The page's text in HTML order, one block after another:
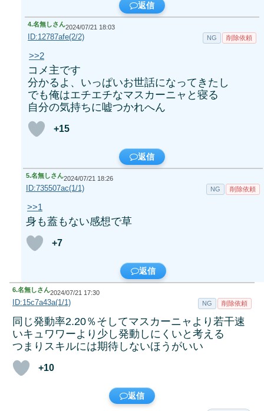
返信
4.名無しさん2024/07/21 18:03
ID:12787afe(2/2) NG 削除依頼
>>2
コメ主です
分かるよ、いっぱいお世話になってきたし
でも俺はエチエチなマスカーニャと寝る
自分の気持ちに嘘つかれへん
+15
返信
5.名無しさん2024/07/21 18:26
ID:735507ac(1/1) NG 削除依頼
>>1
身も蓋もない感想で草
+7
返信
6.名無しさん2024/07/21 17:30
ID:15c7a43a(1/1) NG 削除依頼
同じ発動率2.20％そしてマスカーニャより若干速
いキュワワーより少し発動しにくいと考える
つまりスキルには期待しないほうがいい
+10
返信